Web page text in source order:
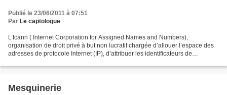
Publié le 23/06/2011 à 07:51
Par Le captologue
L’Icann ( Internet Corporation for Assigned Names and Numbers),
organisation de droit privé à but non lucratif chargée d’allouer l’espace des
adresses de protocole Internet (IP), d’attribuer les identificateurs de
Mesquinerie